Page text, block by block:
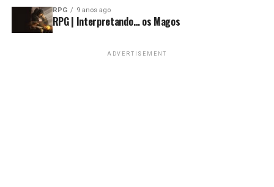
RPG 9 anos ago
RPG | Interpretando… os Magos
ADVERTISEMENT